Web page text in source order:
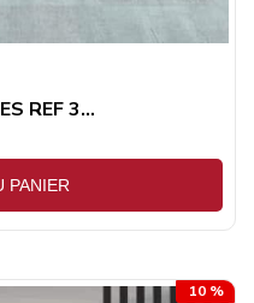
REF 3...
PANIER
10 %